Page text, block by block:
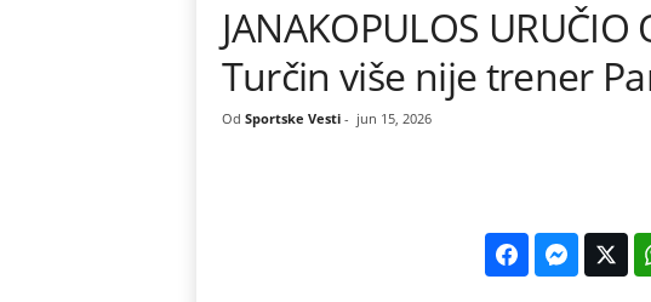
o
t
JANAKOPULOS
Turčin više nije trener
Od Sportske Vesti- jun 15, 2026